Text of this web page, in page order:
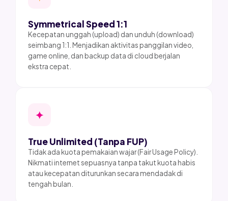
Symmetrical Speed 1:1
Kecepatan unggah (upload) dan unduh (download)
seimbang 1:1. Menjadikan aktivitas panggilan video,
game online, dan backup data di cloud berjalan
ekstra cepat.
✦
True Unlimited (Tanpa FUP)
Tidak ada kuota pemakaian wajar (Fair Usage Policy).
Nikmati internet sepuasnya tanpa takut kuota habis
atau kecepatan diturunkan secara mendadak di
tengah bulan.